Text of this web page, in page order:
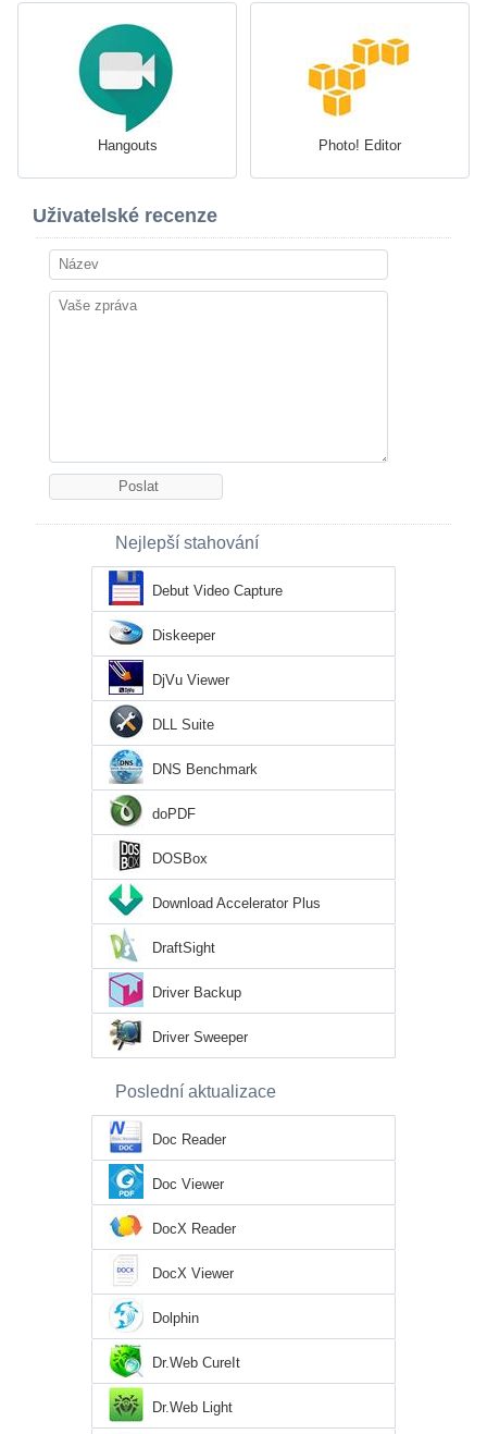
Hangouts Photo! Editor
Uživatelské recenze
Nejlepší stahování
Debut Video Capture
Diskeeper
DjVu Viewer
DLL Suite
DNS Benchmark
doPDF
DOSBox
Download Accelerator Plus
DraftSight
Driver Backup
Driver Sweeper
Poslední aktualizace
Doc Reader
Doc Viewer
DocX Reader
DocX Viewer
Dolphin
Dr.Web CureIt
Dr.Web Light